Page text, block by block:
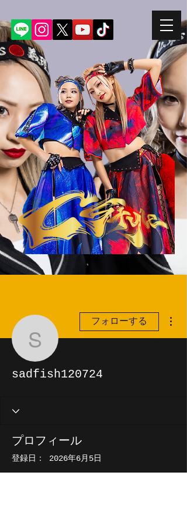
sadfish120724
フォローする
sadfish120724
プロフィール
登録日： 2026年6月5日